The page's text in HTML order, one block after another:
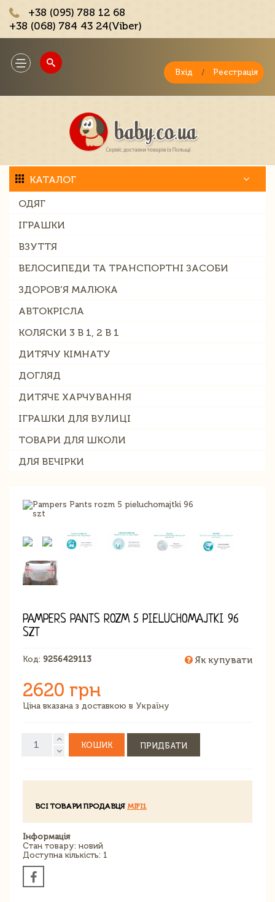
+38 (095) 788 12 68
+38 (068) 784 43 24(Viber)
Toggle
navigation
Вхід / Реєстрація
КАТАЛОГ
ОДЯГ
ІГРАШКИ
ВЗУТТЯ
ВЕЛОСИПЕДИ ТА ТРАНСПОРТНІ ЗАСОБИ
ЗДОРОВ'Я МАЛЮКА
АВТОКРІСЛА
КОЛЯСКИ 3 В 1, 2 В 1
ДИТЯЧУ КІМНАТУ
ДОГЛЯД
ДИТЯЧЕ ХАРЧУВАННЯ
ІГРАШКИ ДЛЯ ВУЛИЦІ
ТОВАРИ ДЛЯ ШКОЛИ
ДЛЯ ВЕЧІРКИ
PAMPERS PANTS ROZM 5 PIELUCHOMAJTKI 96
SZT
Код: 9256429113 Як купувати
2620 грн
Ціна вказана з доставкою в Україну
КОШИК ПРИДБАТИ
ВСІ ТОВАРИ ПРОДАВЦЯ MIFI1
Інформація
Стан товару: новий
Доступна кількість: 1